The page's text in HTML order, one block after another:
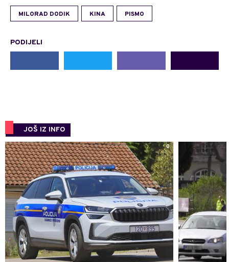
MILORAD DODIK KINA PISMO
PODIJELI
JOŠ IZ INFO
0